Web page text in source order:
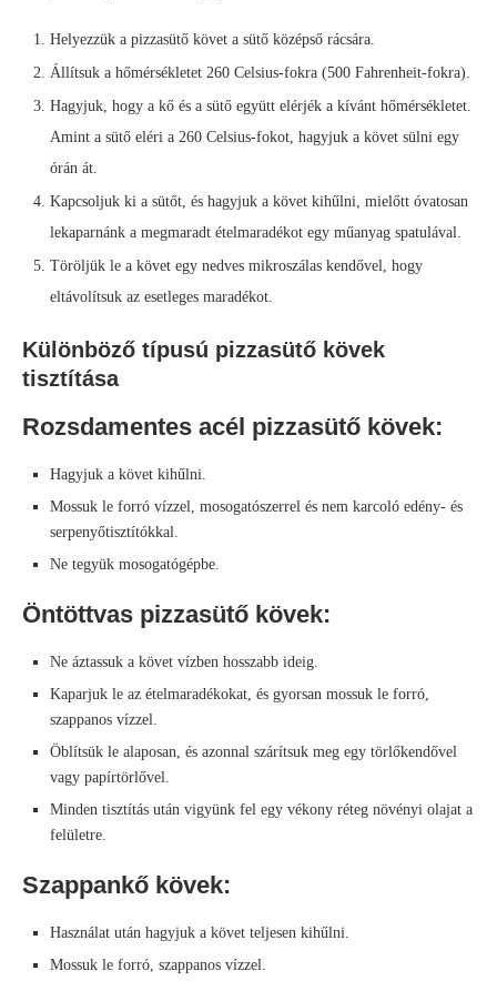
Helyezzük a pizzasütő követ a sütő középső rácsára.
Állítsuk a hőmérsékletet 260 Celsius-fokra (500 Fahrenheit-fokra).
Hagyjuk, hogy a kő és a sütő együtt elérjék a kívánt hőmérsékletet.
Amint a sütő eléri a 260 Celsius-fokot, hagyjuk a követ sülni egy
órán át.
Kapcsoljuk ki a sütőt, és hagyjuk a követ kihűlni, mielőtt óvatosan
lekaparnánk a megmaradt ételmaradékot egy műanyag spatulával.
Töröljük le a követ egy nedves mikroszálas kendővel, hogy
eltávolítsuk az esetleges maradékot.
Különböző típusú pizzasütő kövek
tisztítása
Rozsdamentes acél pizzasütő kövek:
Hagyjuk a követ kihűlni.
Mossuk le forró vízzel, mosogatószerrel és nem karcoló edény- és
serpenyőtisztítókkal.
Ne tegyük mosogatógépbe.
Öntöttvas pizzasütő kövek:
Ne áztassuk a követ vízben hosszabb ideig.
Kaparjuk le az ételmaradékokat, és gyorsan mossuk le forró,
szappanos vízzel.
Öblítsük le alaposan, és azonnal szárítsuk meg egy törlőkendővel
vagy papírtörlővel.
Minden tisztítás után vigyünk fel egy vékony réteg növényi olajat a
felületre.
Szappankő kövek:
Használat után hagyjuk a követ teljesen kihűlni.
Mossuk le forró, szappanos vízzel.